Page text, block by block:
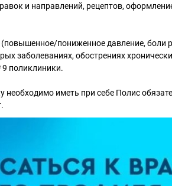
и направлений, рецептов,
пониженное давление, боли
заболеваниях, обострениях
поликлиники.
необходимо иметь при себе Полис